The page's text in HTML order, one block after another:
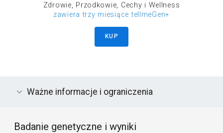
Zdrowie, Przodkowie, Cechy i Wellness
zawiera trzy miesiące tellmeGen+
KUP
Ważne informacje i ograniczenia
Badanie genetyczne i wyniki